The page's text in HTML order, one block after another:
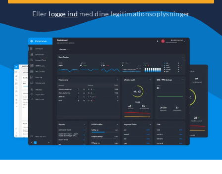
Eller logge ind med dine legitimationsoplysninger